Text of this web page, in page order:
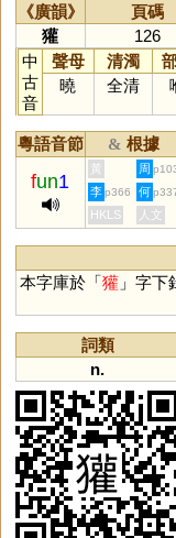
《廣韻》 頁碼
獾
126
中
古
音
聲母 清濁
曉
全清
粵語音節 & 根據
fun1
黃 周
李 p366 何
HKLS 人文
本字庫於「獾」字下
詞類
n.